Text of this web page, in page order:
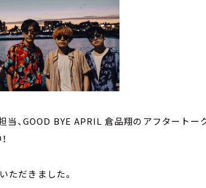
、GOOD BYE APRIL 倉品翔のアフタートー
ただきました。